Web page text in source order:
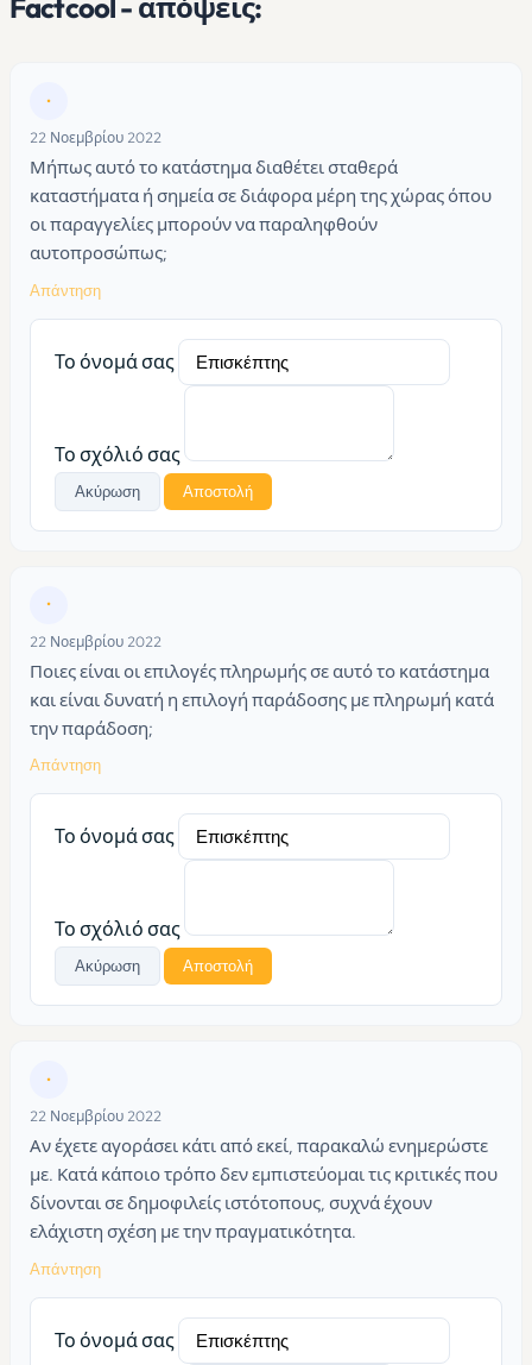
συναρπαστικές επιλογές για να εξετάσετε. Θα ρίξουμε
Factcool - απόψεις:
•
22 Νοεμβρίου 2022
Μήπως αυτό το κατάστημα διαθέτει σταθερά
καταστήματα ή σημεία σε διάφορα μέρη της χώρας όπου
οι παραγγελίες μπορούν να παραληφθούν
αυτοπροσώπως;
Απάντηση
Το όνομά σας
Το σχόλιό σας
Ακύρωση Αποστολή
•
22 Νοεμβρίου 2022
Ποιες είναι οι επιλογές πληρωμής σε αυτό το κατάστημα
και είναι δυνατή η επιλογή παράδοσης με πληρωμή κατά
την παράδοση;
Απάντηση
Το όνομά σας
Το σχόλιό σας
Ακύρωση Αποστολή
•
22 Νοεμβρίου 2022
Αν έχετε αγοράσει κάτι από εκεί, παρακαλώ ενημερώστε
με. Κατά κάποιο τρόπο δεν εμπιστεύομαι τις κριτικές που
δίνονται σε δημοφιλείς ιστότοπους, συχνά έχουν
ελάχιστη σχέση με την πραγματικότητα.
Απάντηση
Το όνομά σας